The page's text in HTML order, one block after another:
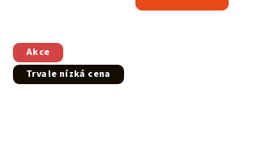
Akce
Trvale nízká cena